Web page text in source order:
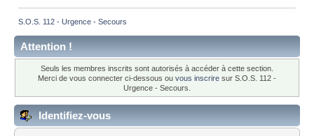
S.O.S. 112 - Urgence - Secours
Attention !
Seuls les membres inscrits sont autorisés à accéder à cette section.
Merci de vous connecter ci-dessous ou vous inscrire sur S.O.S. 112 -
Urgence - Secours.
Identifiez-vous